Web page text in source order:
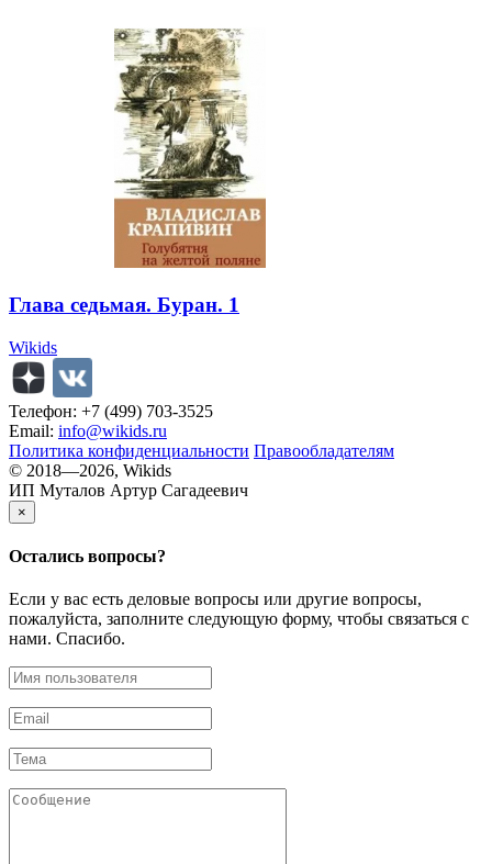
Глава седьмая. Буран. 1
Wikids
Телефон: +7 (499) 703-3525
Email: info@wikids.ru
Политика конфиденциальности Правообладателям
© 2018—2026, Wikids
ИП Муталов Артур Сагадеевич
×
Остались вопросы?
Если у вас есть деловые вопросы или другие вопросы,
пожалуйста, заполните следующую форму, чтобы связаться с
нами. Спасибо.